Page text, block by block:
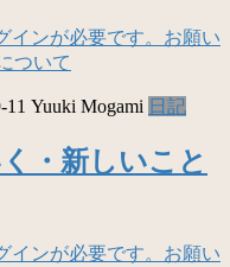
インが必要です。お願い
ついて
11 Yuuki Mogami 日記
・新しいこと
インが必要です。お願い